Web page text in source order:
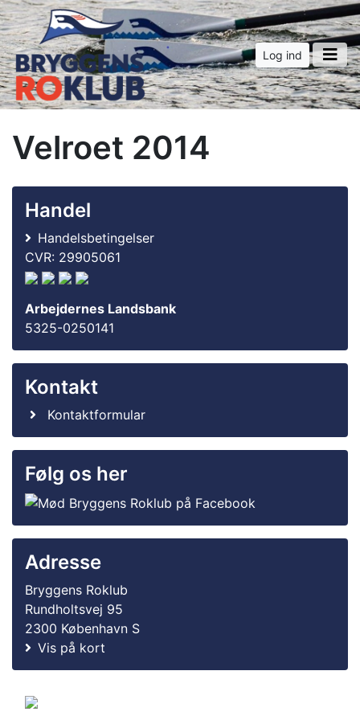
Log ind
Velroet 2014
Handel
Handelsbetingelser
CVR: 29905061
Arbejdernes Landsbank
5325-0250141
Kontakt
Kontaktformular
Følg os her
Adresse
Bryggens Roklub
Rundholtsvej 95
2300 København S
Vis på kort